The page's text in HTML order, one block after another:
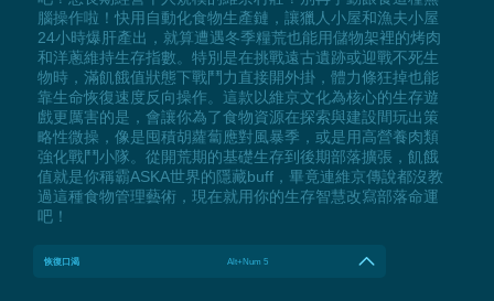
腦操作啦！快用自動化食物生產鏈，讓獵人小屋和漁夫小屋
24小時爆肝產出，就算遭遇冬季糧荒也能用儲物架裡的烤肉
和洋蔥維持生存指數。特別是在挑戰遠古遺跡或迎戰不死生
物時，滿飢餓值狀態下戰鬥力直接開外掛，體力條狂掉也能
靠生命恢復速度反向操作。這款以維京文化為核心的生存遊
戲更厲害的是，會讓你為了食物資源在探索與建設間玩出策
略性微操，像是囤積胡蘿蔔應對風暴季，或是用高營養肉類
強化戰鬥小隊。從開荒期的基礎生存到後期部落擴張，飢餓
值就是你稱霸ASKA世界的隱藏buff，畢竟連維京傳說都沒教
過這種食物管理藝術，現在就用你的生存智慧改寫部落命運
吧！
恢復口渴 Alt+Num 5